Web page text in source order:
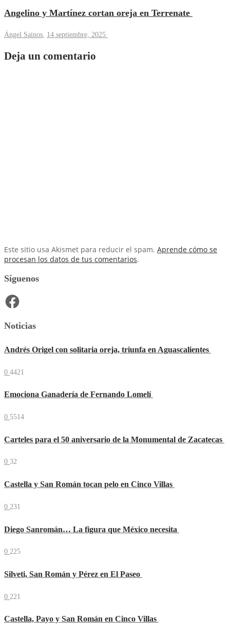
Angelino y Martínez cortan oreja en Terrenate
Ángel Sainos, 14 septiembre, 2025
Deja un comentario
Este sitio usa Akismet para reducir el spam. Aprende cómo se
procesan los datos de tus comentarios.
Síguenos
Facebook
Noticias
Andrés Origel con solitaria oreja, triunfa en Aguascalientes
0 4421
Emociona Ganadería de Fernando Lomelí
0 5514
Carteles para el 50 aniversario de la Monumental de Zacatecas
0 32
Castella y San Román tocan pelo en Cinco Villas
0 231
Diego Sanromán… La figura que México necesita
0 225
Silveti, San Román y Pérez en El Paseo
0 221
Castella, Payo y San Román en Cinco Villas